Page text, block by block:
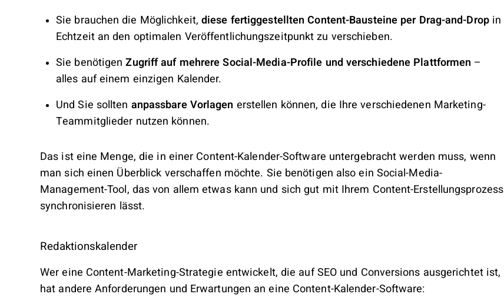
Sie brauchen die Möglichkeit,diese fertiggestellten Content-Bausteine per Drag-and-Dropin
Echtzeit an den optimalen Veröffentlichungszeitpunkt zu verschieben.
Sie benötigenZugriff auf mehrere Social-Media-Profile und verschiedene Plattformen –
alles auf einem einzigen Kalender.
Und Sie sollten anpassbare Vorlagen erstellen können, die Ihre verschiedenen Marketing-
Teammitglieder nutzen können.
Das ist eine Menge, die in einer Content-Kalender-Software untergebracht werden muss, wenn
man sich einen Überblick verschaffen möchte. Sie benötigen also ein Social-Media-
Management-Tool, das von allem etwas kann und sich gut mit Ihrem Content-Erstellungsprozess
synchronisieren lässt.
Redaktionskalender
Wer eine Content-Marketing-Strategie entwickelt, die auf SEO und Conversions ausgerichtet ist,
hat andere Anforderungen und Erwartungen an eine Content-Kalender-Software: